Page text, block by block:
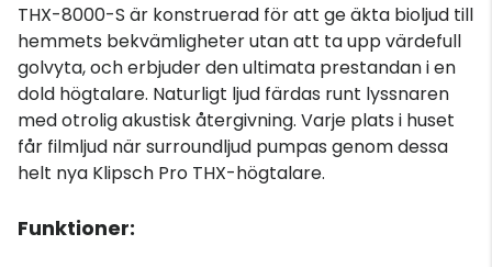
THX-8000-S är konstruerad för att ge äkta bioljud till
hemmets bekvämligheter utan att ta upp värdefull
golvyta, och erbjuder den ultimata prestandan i en
dold högtalare. Naturligt ljud färdas runt lyssnaren
med otrolig akustisk återgivning. Varje plats i huset
får filmljud när surroundljud pumpas genom dessa
helt nya Klipsch Pro THX-högtalare.
Funktioner: